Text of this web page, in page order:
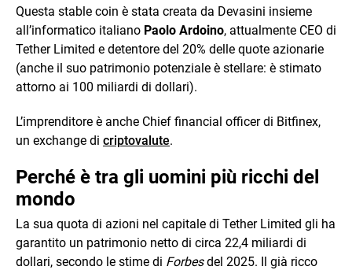
Questa stable coin è stata creata da Devasini insieme
all’informatico italiano Paolo Ardoino, attualmente CEO di
Tether Limited e detentore del 20% delle quote azionarie
(anche il suo patrimonio potenziale è stellare: è stimato
attorno ai 100 miliardi di dollari).
L’imprenditore è anche Chief financial officer di Bitfinex,
un exchange di criptovalute.
Perché è tra gli uomini più ricchi del
mondo
La sua quota di azioni nel capitale di Tether Limited gli ha
garantito un patrimonio netto di circa 22,4 miliardi di
dollari, secondo le stime di Forbesdel 2025. Il già ricco